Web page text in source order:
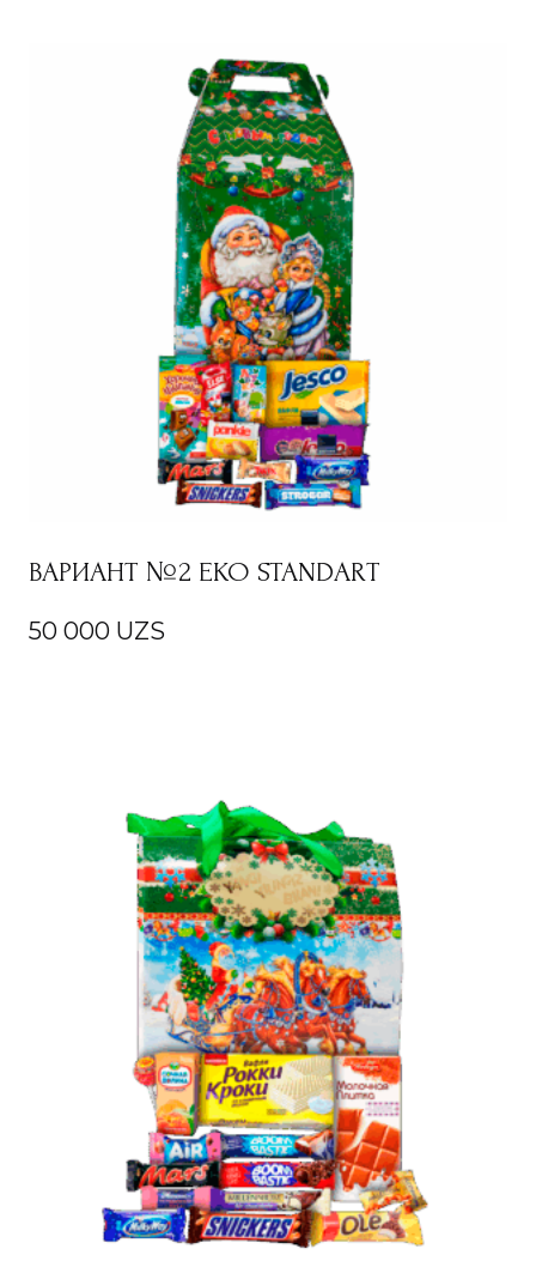
ВАРИАНТ №2 EKO STANDART
50 000 UZS